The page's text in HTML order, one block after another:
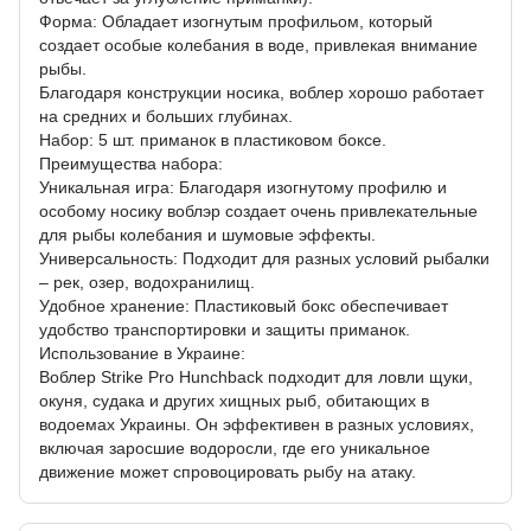
Форма: Обладает изогнутым профильом, который
создает особые колебания в воде, привлекая внимание
рыбы.
Благодаря конструкции носика, воблер хорошо работает
на средних и больших глубинах.
Набор: 5 шт. приманок в пластиковом боксе.
Преимущества набора:
Уникальная игра: Благодаря изогнутому профилю и
особому носику воблэр создает очень привлекательные
для рыбы колебания и шумовые эффекты.
Универсальность: Подходит для разных условий рыбалки
– рек, озер, водохранилищ.
Удобное хранение: Пластиковый бокс обеспечивает
удобство транспортировки и защиты приманок.
Использование в Украине:
Воблер Strike Pro Hunchback подходит для ловли щуки,
окуня, судака и других хищных рыб, обитающих в
водоемах Украины. Он эффективен в разных условиях,
включая заросшие водоросли, где его уникальное
движение может спровоцировать рыбу на атаку.